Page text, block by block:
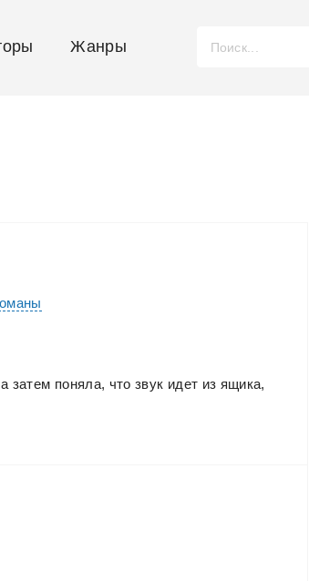
Жанры
а затем поняла, что звук идет из ящика,